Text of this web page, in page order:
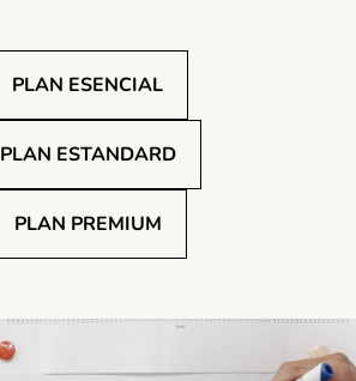
PLAN ESENCIAL
PLAN ESTANDARD
PLAN PREMIUM